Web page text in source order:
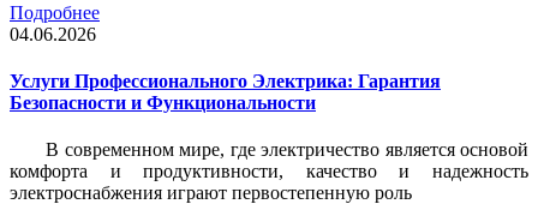
Подробнее
04.06.2026
Услуги Профессионального Электрика: Гарантия
Безопасности и Функциональности
В современном мире, где электричество является основой
комфорта и продуктивности, качество и надежность
электроснабжения играют первостепенную роль